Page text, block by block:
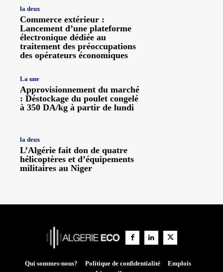
la deux
Commerce extérieur :
Lancement d’une plateforme
électronique dédiée au
traitement des préoccupations
des opérateurs économiques
La une
Approvisionnement du marché
: Déstockage du poulet congelé
à 350 DA/kg à partir de lundi
la deux
L’Algérie fait don de quatre
hélicoptères et d’équipements
militaires au Niger
Qui sommes-nous? Politique de confidentialité
Emplois